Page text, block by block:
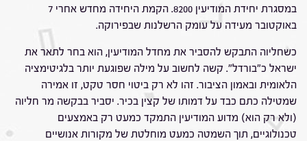
במסגרת יחידת המודיעין 8200. הקמת היחידה מחדש אחרי 7
באוקטובר מעידה על עומק הרשלנות שבפירוקה.
כשחליוה התבקש להסביר את מחדל המודיעין, הוא בחר לתאר את
ישראל כ"בורדל". קשה לחשוב על מילה שפוגעת יותר בלגיטימציה
הלאומית ובאמון הציבור. זהו לא רק ביטוי חסר טקט, זו אמירה
שמטילה כתם כבד על דמותו של קצין בכיר. יסביר בבקשה מר חליוה
(ולא רק הוא) מדוע המודיעין התמקד כמעט רק באמצעים
טכנולוגיים, תוך השמטה כמעט מוחלטת של מקורות אנושיים